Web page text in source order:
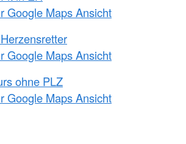
Google Maps Ansicht
Google Maps Ansicht
ohne PLZ
Google Maps Ansicht